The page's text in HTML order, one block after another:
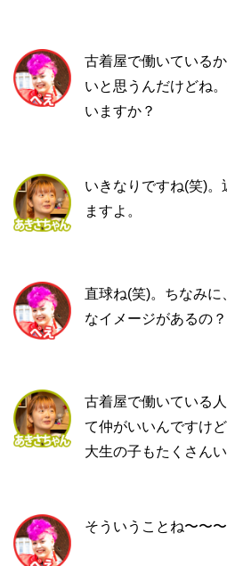
古着屋で働いている
いと思うんだけどね
いますか？
いきなりですね(笑)
ますよ。
直球ね(笑)。ちなみに
なイメージがあるの？
古着屋で働いている
て仲がいいんですけ
大生の子もたくさんい
そういうことね〜〜〜